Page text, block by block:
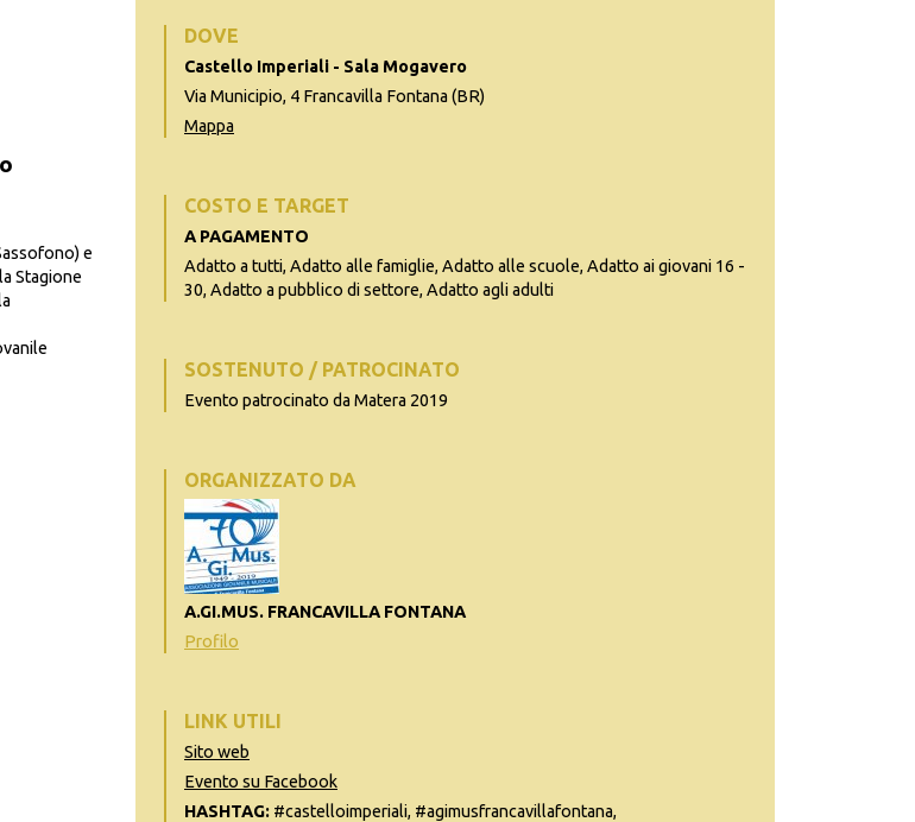
e
Stagione
DOVE
Castello Imperiali - Sala Mogavero
Via Municipio, 4 Francavilla Fontana (BR)
Mappa
COSTO E TARGET
A PAGAMENTO
Adatto a tutti, Adatto alle famiglie, Adatto alle scuole, Adatto ai giovani 16 -
30, Adatto a pubblico di settore, Adatto agli adulti
SOSTENUTO / PATROCINATO
Evento patrocinato da Matera 2019
ORGANIZZATO DA
A.GI.MUS. FRANCAVILLA FONTANA
Profilo
LINK UTILI
Sito web
Evento su Facebook
HASHTAG: #castelloimperiali, #agimusfrancavillafontana,